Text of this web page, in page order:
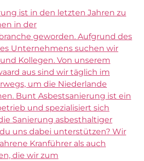
ist in den letzten Jahren zu
in der
geworden. Aufgrund des
Unternehmens suchen wir
Kollegen. Von unserem
aus sind wir täglich im
um die Niederlande
Bunt Asbestsanierung ist ein
und spezialisiert sich
Sanierung asbesthaltiger
uns dabei unterstützen? Wir
Kranführer als auch
die wir zum